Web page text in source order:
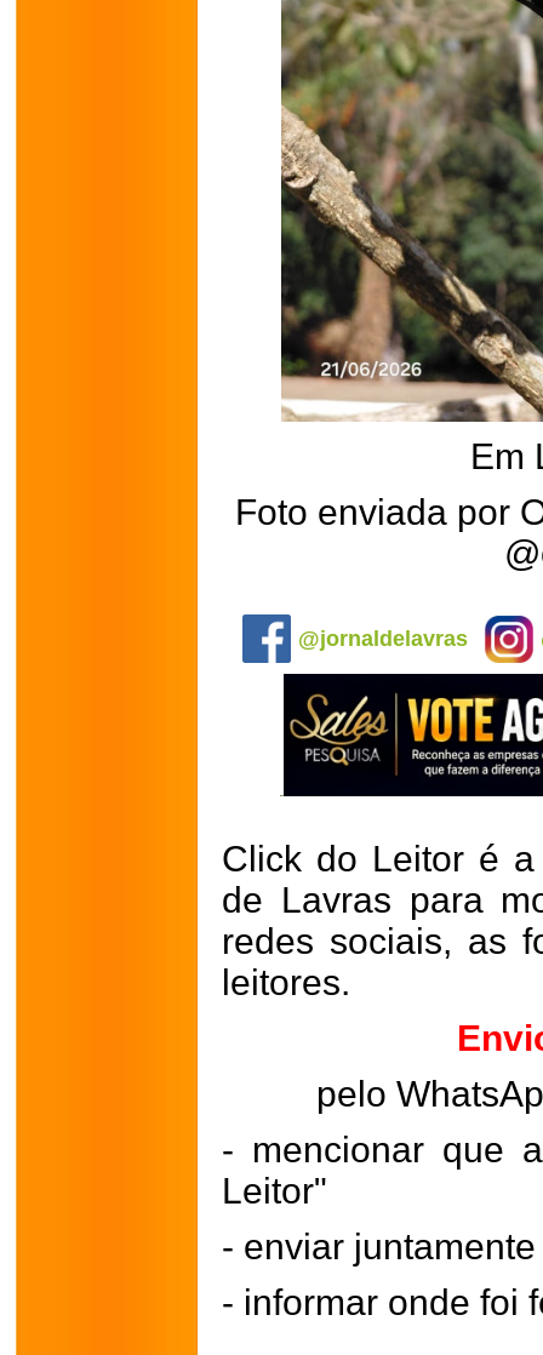
Em
Foto enviada por
@jornaldelavras
Click do Leitor é
de Lavras para
redes sociais, as
leitores.
pelo
- mencionar que
Leitor"
- enviar
- informar onde foi